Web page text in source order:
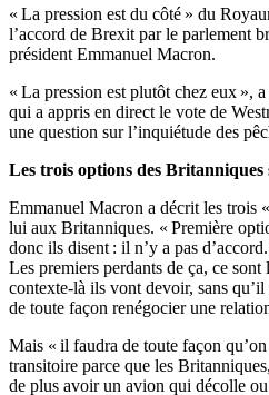
« La pression est du côté » du
l’accord de Brexit par le parlement
président Emmanuel Macron.
« La pression est plutôt chez eux »,
qui a appris en direct le vote de
une question sur l’inquiétude des
Les trois options des Britanniques
Emmanuel Macron a décrit les trois
lui aux Britanniques. « Première
donc ils disent : il n’y a pas
Les premiers perdants de ça, ce
contexte-là ils vont devoir, sans
de toute façon renégocier une
Mais « il faudra de toute façon
transitoire parce que les
de plus avoir un avion qui décolle